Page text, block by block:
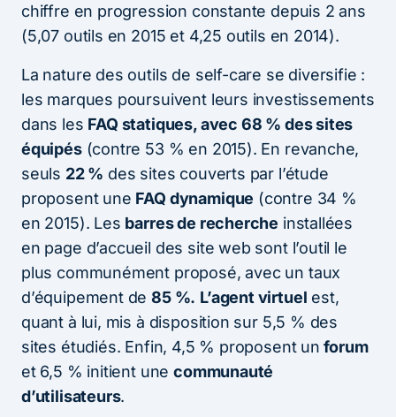
chiffre en progression constante depuis 2 ans
(5,07 outils en 2015 et 4,25 outils en 2014).
La nature des outils de self-care se diversifie :
les marques poursuivent leurs investissements
dans les FAQ statiques, avec 68 % des sites
équipés(contre 53 % en 2015). En revanche,
seuls 22 % des sites couverts par l’étude
proposent une FAQ dynamique (contre 34 %
en 2015). Les barres de recherche installées
en page d’accueil des site web sont l’outil le
plus communément proposé, avec un taux
d’équipement de85 %. L’agent virtuel est,
quant à lui, mis à disposition sur 5,5 % des
sites étudiés. Enfin, 4,5 % proposent un forum
et 6,5 % initient unecommunauté
d’utilisateurs.